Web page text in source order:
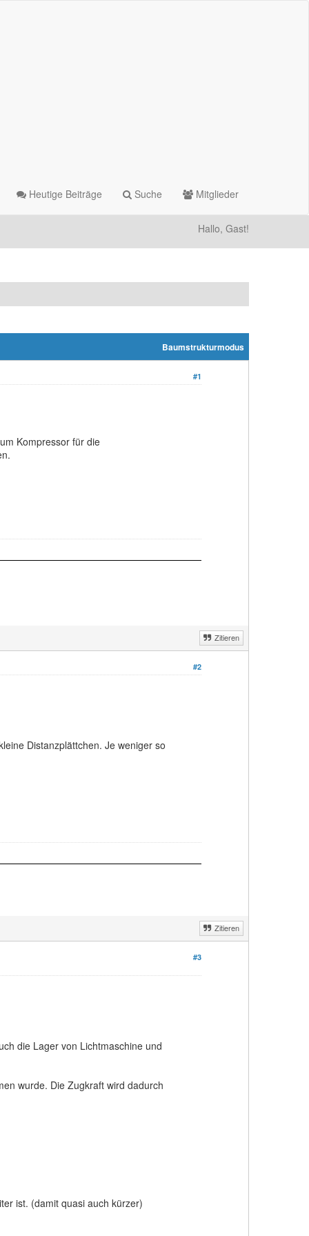
Heutige Beiträge Suche Mitglieder
Hallo, Gast!
Baumstrukturmodus
#1
Kompressor für die
Zitieren
#2
Distanzplättchen. Je weniger so
Zitieren
#3
die Lager von Lichtmaschine und
wurde. Die Zugkraft wird dadurch
ist. (damit quasi auch kürzer)